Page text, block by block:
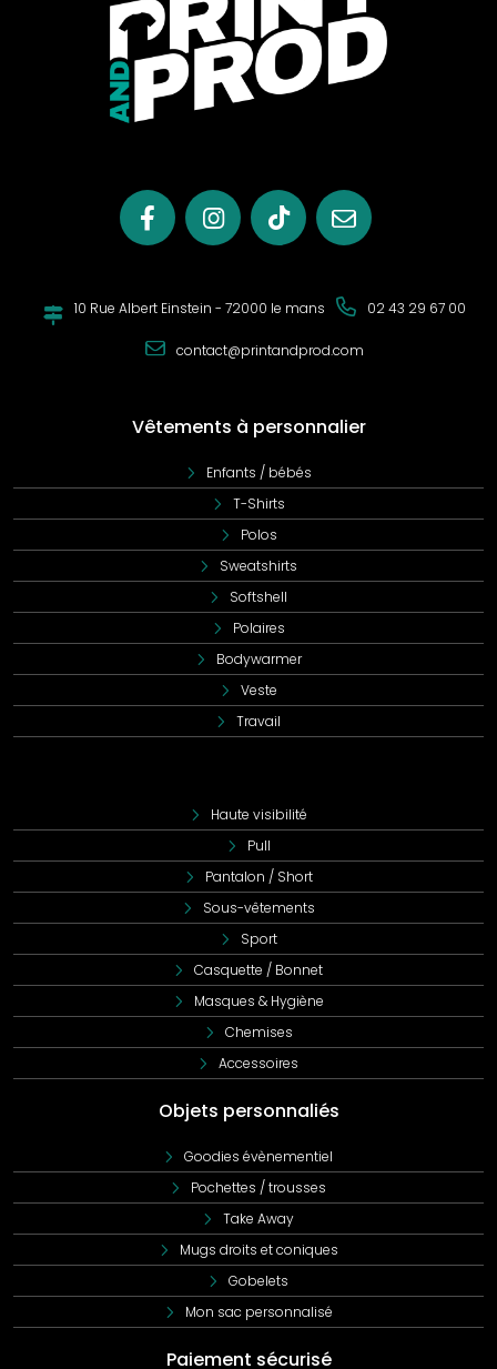
Le ruban gros grain en coton forme une anse élégante,
tandis que les bretelles gros grain amovible offrent une
polyvalence pratique. La fermeture éclair spirale en nylon
avec tirette métallique ajoute une touche moderne, et la
fermeture éclair intérieure invisible décorative apporte une
Praticité au Quotidien
Avec une poche avant entre les bretelles pour un accès
vos besoins au quotidien.
10 Rue Albert Einstein - 72000 le mans 02 43 29 67 00
contact@printandprod.com
Vêtements à personnalier
Enfants / bébés
T-Shirts
Polos
Sweatshirts
Softshell
Polaires
Bodywarmer
Veste
Travail
Haute visibilité
Pull
Pantalon / Short
Sous-vêtements
Sport
Casquette / Bonnet
Masques & Hygiène
Chemises
Accessoires
Objets personnaliés
Goodies évènementiel
Pochettes / trousses
Take Away
Mugs droits et coniques
Gobelets
Mon sac personnalisé
Paiement sécurisé